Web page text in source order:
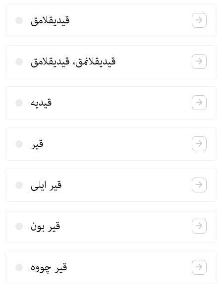
قیدیقلامق
قیدیقلانمق، قیدیقلامق
قیدیه
قیر
قیر ایلی
قیر بون
قیر چووه